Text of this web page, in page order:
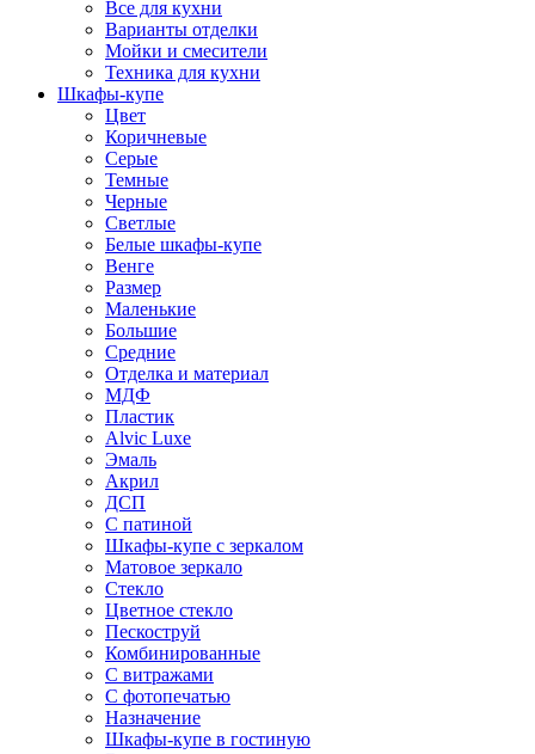
Все для кухни
Варианты отделки
Мойки и смесители
Техника для кухни
Шкафы-купе
Цвет
Коричневые
Серые
Темные
Черные
Светлые
Белые шкафы-купе
Венге
Размер
Маленькие
Большие
Средние
Отделка и материал
МДФ
Пластик
Alvic Luxe
Эмаль
Акрил
ДСП
С патиной
Шкафы-купе с зеркалом
Матовое зеркало
Стекло
Цветное стекло
Пескоструй
Комбинированные
С витражами
С фотопечатью
Назначение
Шкафы-купе в гостиную